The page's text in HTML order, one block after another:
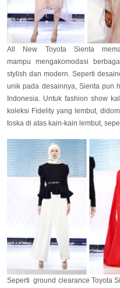
All New Toyota Sienta
mampu mengakomodasi
stylish dan modern. Seperti
unik pada desainnya, Sienta pun
Indonesia. Untuk fashion show
koleksi Fidelity yang lembut,
toska di atas kain-kain lembut,
Seperti ground clearance Toyota